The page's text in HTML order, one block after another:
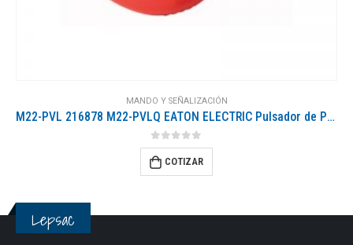
MANDO Y SEÑALIZACIÓN
M22-PVL 216878 M22-PVLQ EATON ELECTRIC Pulsador de Parada de Emergencia D 38 mm Desenclavamiento por tracció..
0out of 5
COTIZAR
Lepsac